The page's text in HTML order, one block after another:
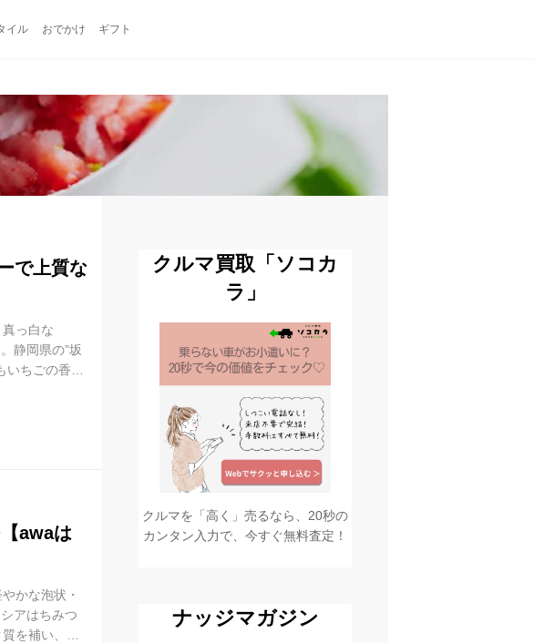
イル おでかけ ギフト
で上質な
っ白な
静岡県の”坂
ちごの香り
た目もかわ
。ご自宅で
セージカー
awaは
かな泡状・
アはちみつ
を補い、栄
クルマ買取「ソコカ
ラ」
クルマを「高く」売るなら、20秒の
カンタン入力で、今すぐ無料査定！
ナッジマガジン